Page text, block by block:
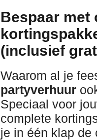
Bespaar met
(inclusief
Waarom al je
partyverhuur
Speciaal voor
complete
je in één klap